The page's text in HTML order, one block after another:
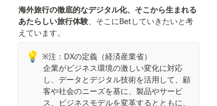
海外旅行の徹底的なデジタル化、そこから生まれる
あたらしい旅行体験、そこにBetしていきたいと考
えています。
💡 ※注：DXの定義（経済産業省）
企業がビジネス環境の激しい変化に対応
し、データとデジタル技術を活用して、顧
客や社会のニーズを基に、製品やサービ
ス、ビジネスモデルを変革するとともに、